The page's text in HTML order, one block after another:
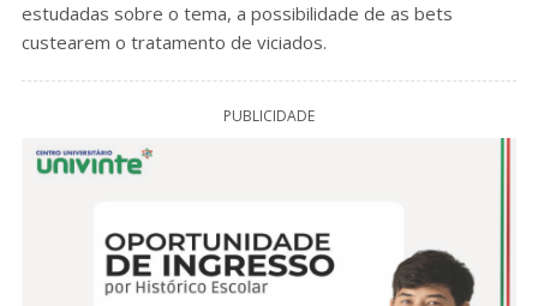
estudadas sobre o tema, a possibilidade de as bets
custearem o tratamento de viciados.
PUBLICIDADE